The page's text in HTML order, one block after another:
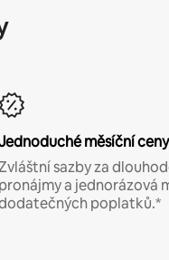
měsíční ceny
sazby za
pronájmy a jednorázová
poplatků.*